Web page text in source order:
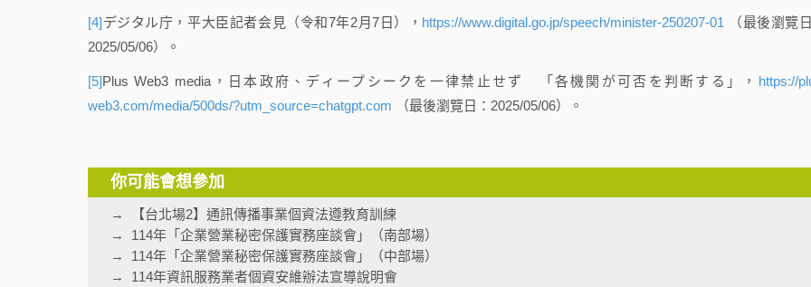
[4]デジタル庁，平大臣記者会見（令和7年2月7日）， https://www.digital.go.jp/speech/minister-250207-01 （最後瀏覽
2025/05/06）。
[5]Plus Web3 media，日本政府、ディープシークを一律禁止せず 「各機関が可否を判断する」， https://
web3.com/media/500ds/?utm_source=chatgpt.com （最後瀏覽日：2025/05/06）。
你可能會想參加
【台北場2】通訊傳播事業個資法遵教育訓練
114年「企業營業秘密保護實務座談會」（南部場）
114年「企業營業秘密保護實務座談會」（中部場）
114年資訊服務業者個資安維辦法宣導說明會